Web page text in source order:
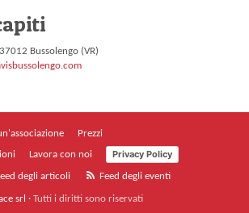
Bussolengo (VR)
Prezzi
Lavora con noi
Privacy Policy
degli articoli Feed degli eventi
srl · Tutti i diritti sono riservati